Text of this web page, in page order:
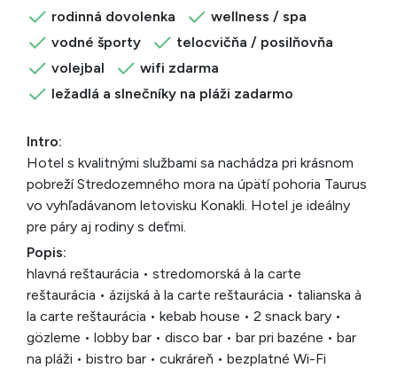
rodinná dovolenka
wellness / spa
vodné športy
telocvičňa / posilňovňa
volejbal
wifi zdarma
ležadlá a slnečníky na pláži zadarmo
Intro:
Hotel s kvalitnými službami sa nachádza pri krásnom
pobreží Stredozemného mora na úpätí pohoria Taurus
vo vyhľadávanom letovisku Konakli. Hotel je ideálny
pre páry aj rodiny s deťmi.
Popis:
hlavná reštaurácia • stredomorská à la carte
reštaurácia • ázijská à la carte reštaurácia • talianska à
la carte reštaurácia • kebab house • 2 snack bary •
gözleme • lobby bar • disco bar • bar pri bazéne • bar
na pláži • bistro bar • cukráreň • bezplatné Wi-Fi